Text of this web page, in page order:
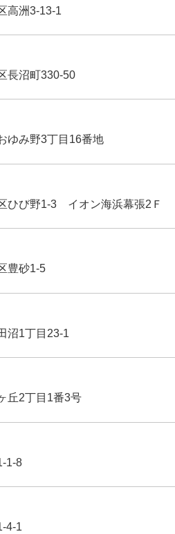
高洲3-13-1
長沼町330-50
ゆみ野3丁目16番地
ひび野1-3 イオン海浜幕張2Ｆ
豊砂1-5
沼1丁目23-1
丘2丁目1番3号
1-8
4-1